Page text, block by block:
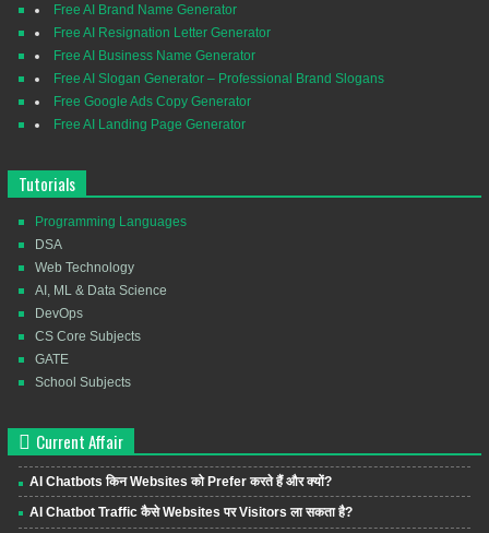
Free AI Brand Name Generator
Free AI Resignation Letter Generator
Free AI Business Name Generator
Free AI Slogan Generator – Professional Brand Slogans
Free Google Ads Copy Generator
Free AI Landing Page Generator
Tutorials
Programming Languages
DSA
Web Technology
AI, ML & Data Science
DevOps
CS Core Subjects
GATE
School Subjects
Current Affair
AI Chatbots किन Websites को Prefer करते हैं और क्यों?
AI Chatbot Traffic कैसे Websites पर Visitors ला सकता है?